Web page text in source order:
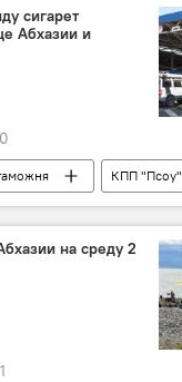
сигарет
Абхазии и
КПП "Псоу"
сигареты
на среду 2